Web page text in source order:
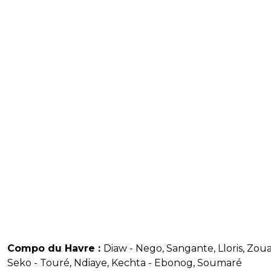
Compo du Havre : Diaw - Nego, Sangante, Lloris,
Seko - Touré, Ndiaye, Kechta - Ebonog, Soumaré